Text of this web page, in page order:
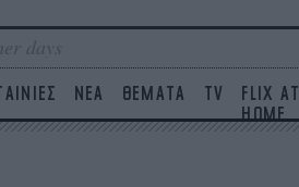
days
ΝΕΑ ΘΕΜΑΤΑ TV
FLIX AT
HOME